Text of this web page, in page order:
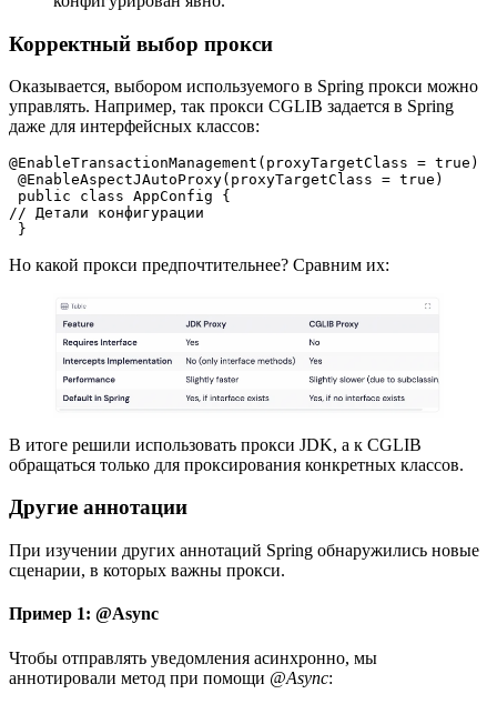
Корректный выбор прокси
Оказывается, выбором используемого в Spring прокси можно
управлять. Например, так прокси CGLIB задается в Spring
даже для интерфейсных классов:
@EnableTransactionManagement(proxyTargetClass = true)
@EnableAspectJAutoProxy(proxyTargetClass = true)
public class AppConfig {
// Детали конфигурации
}
Но какой прокси предпочтительнее? Сравним их:
В итоге решили использовать прокси JDK, а к CGLIB
обращаться только для проксирования конкретных классов.
Другие аннотации
При изучении других аннотаций Spring обнаружились новые
сценарии, в которых важны прокси.
Пример 1: @Async
Чтобы отправлять уведомления асинхронно, мы
аннотировали метод при помощи @Async: